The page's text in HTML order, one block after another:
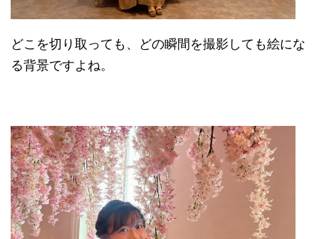
どこを切り取っても、どの瞬間を撮影しても絵にな
る背景ですよね。